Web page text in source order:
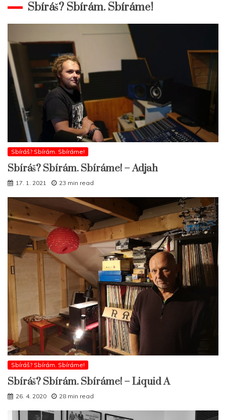
Sbíráš? Sbírám. Sbíráme!
Sbíráš? Sbírám. Sbíráme!
Sbíráš? Sbírám. Sbíráme! – Adjah
17. 1. 2021 23 min read
Sbíráš? Sbírám. Sbíráme!
Sbíráš? Sbírám. Sbíráme! – Liquid A
26. 4. 2020 28 min read